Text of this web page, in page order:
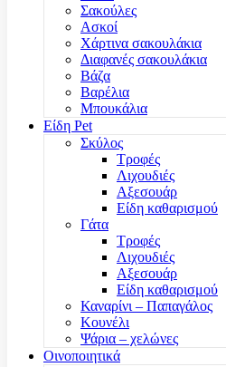
Σακούλες
Ασκοί
Χάρτινα σακουλάκια
Διαφανές σακουλάκια
Βάζα
Βαρέλια
Μπουκάλια
Είδη Pet
Σκύλος
Τροφές
Λιχουδιές
Αξεσουάρ
Είδη καθαρισμού
Γάτα
Τροφές
Λιχουδιές
Αξεσουάρ
Είδη καθαρισμού
Καναρίνι – Παπαγάλος
Κουνέλι
Ψάρια – χελώνες
Οινοποιητικά